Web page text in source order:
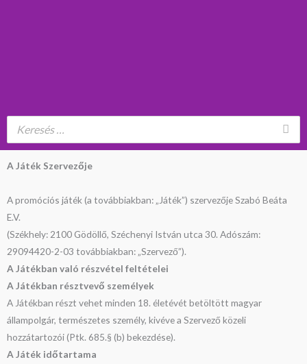
A Játék Szervezője
A promóciós játék (a továbbiakban: „Játék”) szervezője Szabó Beáta
E.V.
(Székhely: 2100 Gödöllő, Széchenyi István utca 30. Adószám:
29094420-2-03 továbbiakban: „Szervező”).
A Játékban való részvétel feltételei
A Játékban résztvevő személyek
A Játékban részt vehet minden 18. életévét betöltött magyar
állampolgár, természetes személy, kivéve a Szervező közeli
hozzátartozói (Ptk. 685.§ (b) bekezdése).
A Játék időtartama